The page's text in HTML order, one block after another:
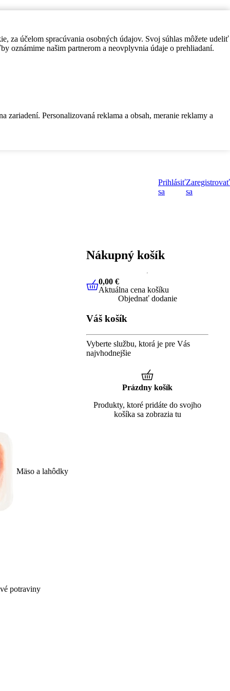
za účelom spracúvania osobných údajov. Svoj súhlas môžete udeliť
oznámime našim partnerom a neovplyvnia údaje o prehliadaní.
Personalizovaná reklama a obsah, meranie reklamy a
Prihlásiť
sa
Zaregistrovať
sa
Mäso a lahôdky
potraviny
Nákupný košík
0,00 €Aktuálna cena košíku
0,00 €
Aktuálna cena košíku
Objednať dodanie
Váš košík
Vyberte službu, ktorá je pre Vás
najvhodnejšie
Prázdny košík
Produkty, ktoré pridáte do svojho
košíka sa zobrazia tu